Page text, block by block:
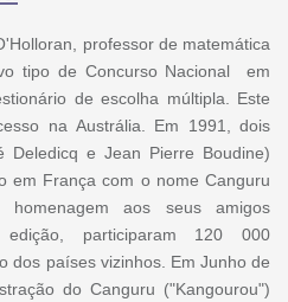
professor de matemática
tipo de Concurso Nacional em
de escolha múltipla. Este
na Austrália. Em 1991, dois
Deledicq e Jean Pierre Boudine)
em França com o nome Canguru
homenagem aos seus amigos
participaram 120 000
dos países vizinhos. Em Junho de
do Canguru ("Kangourou")